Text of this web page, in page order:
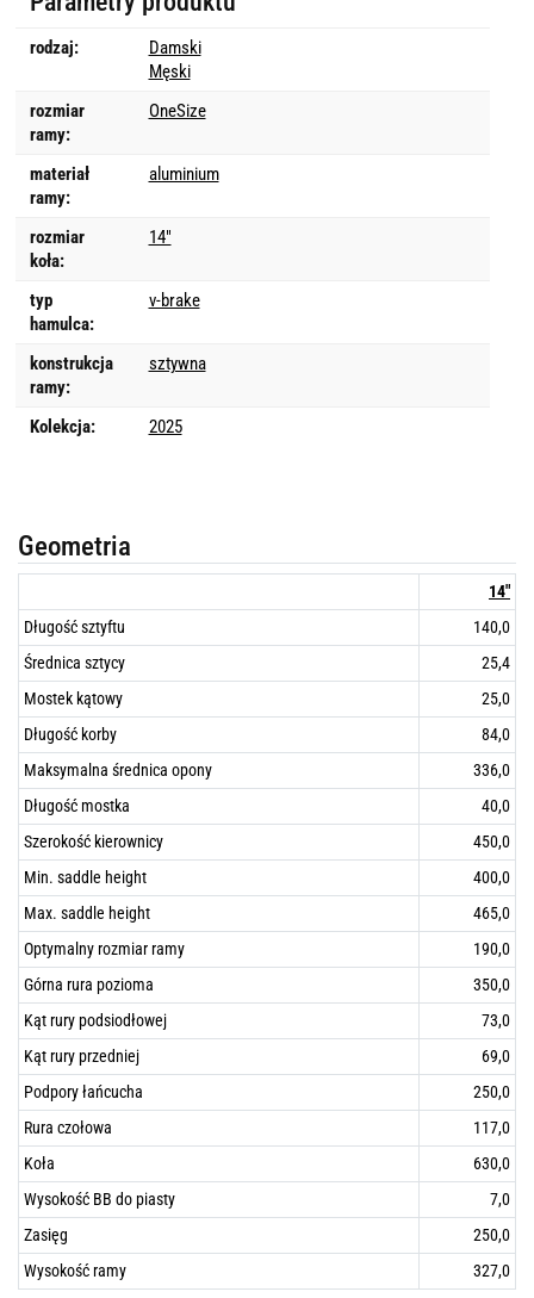
rodzaj:
Damski
Męski
rozmiar
ramy:
OneSize
materiał
ramy:
aluminium
rozmiar
koła:
14"
typ
hamulca:
v-brake
konstrukcja
ramy:
sztywna
Kolekcja: 2025
Geometria
14"
Długość sztyftu
140,0
Średnica sztycy
25,4
Mostek kątowy
25,0
Długość korby
84,0
Maksymalna średnica opony
336,0
Długość mostka
40,0
Szerokość kierownicy
450,0
Min. saddle height
400,0
Max. saddle height
465,0
Optymalny rozmiar ramy
190,0
Górna rura pozioma
350,0
Kąt rury podsiodłowej
73,0
Kąt rury przedniej
69,0
Podpory łańcucha
250,0
Rura czołowa
117,0
Koła
630,0
Wysokość BB do piasty
7,0
Zasięg
250,0
Wysokość ramy
327,0